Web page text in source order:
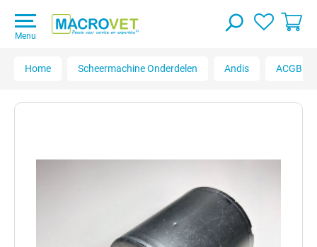
Menu
Home Scheermachine Onderdelen Andis ACGB